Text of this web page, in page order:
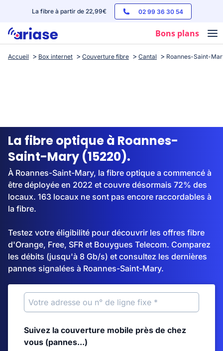
La fibre à partir de 22,99€ 02 99 36 30 54
Bons plans
Box internet
Streaming
Accueil Box internet Couverture fibre Cantal Roannes-Saint-
La fibre optique à Roannes-
Saint-Mary (15220).
À Roannes-Saint-Mary, la fibre optique a commencé à
être déployée en 2022 et couvre désormais 72% des
locaux. 163 locaux ne sont pas encore raccordables à
la fibre.
Testez votre éligibilité pour découvrir les offres fibre
d'Orange, Free, SFR et Bouygues Telecom. Comparez
les débits (jusqu'à 8 Gb/s) et consultez les dernières
pannes signalées à Roannes-Saint-Mary.
Suivez la couverture mobile près de chez
vous (pannes...)